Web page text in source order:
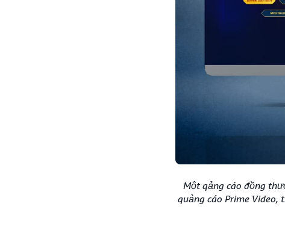
Một qảng cáo đồng
quảng cáo Prime Video,